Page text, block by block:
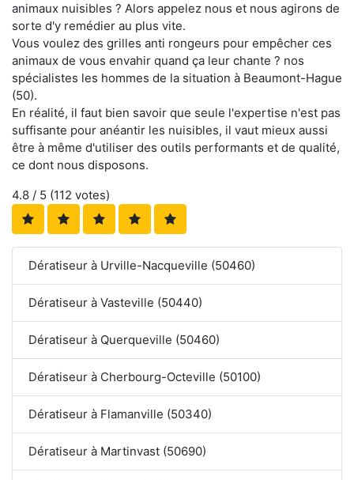
animaux nuisibles ? Alors appelez nous et nous agirons de
sorte d'y remédier au plus vite.
Vous voulez des grilles anti rongeurs pour empêcher ces
animaux de vous envahir quand ça leur chante ? nos
spécialistes les hommes de la situation à Beaumont-Hague
(50).
En réalité, il faut bien savoir que seule l'expertise n'est pas
suffisante pour anéantir les nuisibles, il vaut mieux aussi
être à même d'utiliser des outils performants et de qualité,
ce dont nous disposons.
4.8 / 5 (112 votes)
Dératiseur à Urville-Nacqueville (50460)
Dératiseur à Vasteville (50440)
Dératiseur à Querqueville (50460)
Dératiseur à Cherbourg-Octeville (50100)
Dératiseur à Flamanville (50340)
Dératiseur à Martinvast (50690)